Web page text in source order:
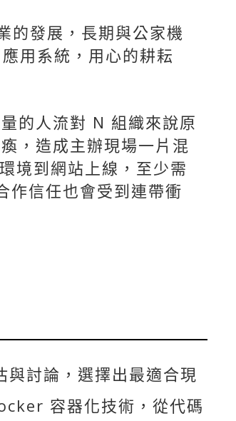
的發展，長期與公家機
用系統，用心的耕耘
的人流對 N 組織來說原
，造成主辦現場一片混
境到網站上線，至少需
作信任也會受到連帶衝
討論，選擇出最適合現
容器化技術，從代碼